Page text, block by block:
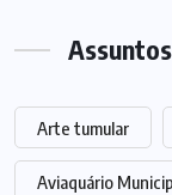
Arte tumular
Aviaquário